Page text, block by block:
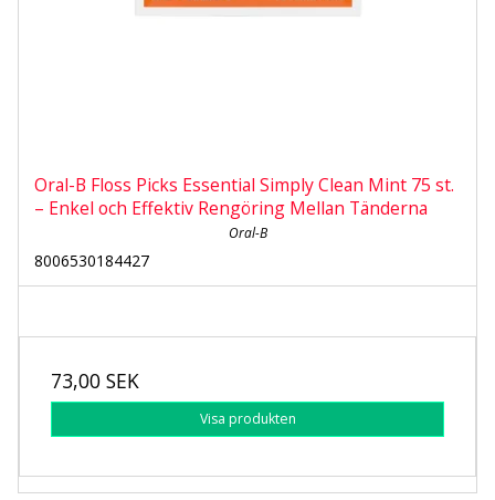
Oral-B Floss Picks Essential Simply Clean Mint 75 st.
– Enkel och Effektiv Rengöring Mellan Tänderna
Oral-B
8006530184427
73,00 SEK
Visa produkten